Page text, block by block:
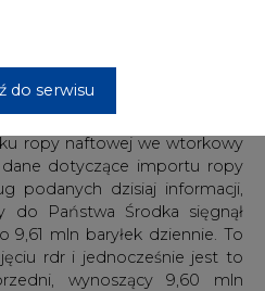
do serwisu
- dane dzienne
ropy naftowej we wtorkowy
dane dotyczące importu ropy
podanych dzisiaj informacji,
do Państwa Środka sięgnął
mln baryłek dziennie. To
rdr i jednocześnie jest to
wynoszący 9,60 mln